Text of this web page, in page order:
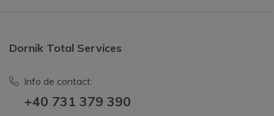
Dornik Total Services
Info de contact:
+40 731 379 390